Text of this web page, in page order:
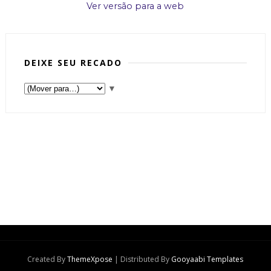
Ver versão para a web
DEIXE SEU RECADO
▼
Created ByThemeXpose | Distributed By Gooyaabi Templates